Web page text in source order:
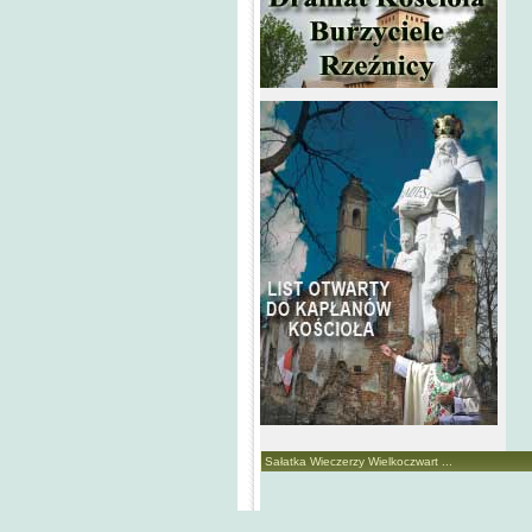
Sałatka Wieczerzy Wielkoczwart ...